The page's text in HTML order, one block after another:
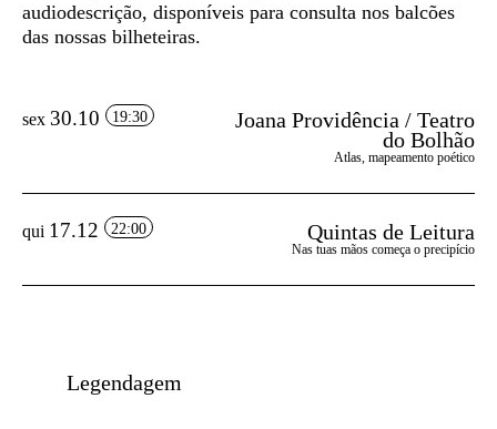
audiodescrição, disponíveis para consulta nos balcões
das nossas bilheteiras.
sex 30.10 19:30
Joana Providência / Teatro
do Bolhão
Atlas, mapeamento poético
qui 17.12 22:00 Quintas de Leitura
Nas tuas mãos começa o precipício
Legendagem